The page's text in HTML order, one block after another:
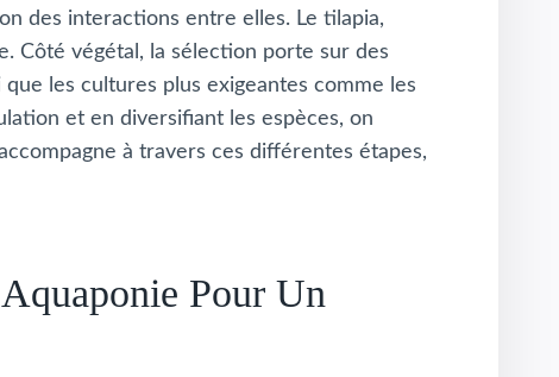
des interactions entre elles. Le tilapia,
Côté végétal, la sélection porte sur des
les cultures plus exigeantes comme les
et en diversifiant les espèces, on
à travers ces différentes étapes,
Pour Un